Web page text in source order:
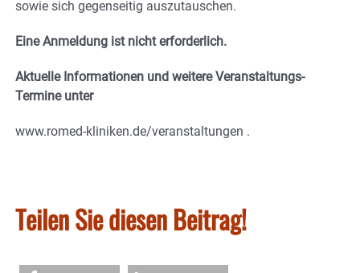
sowie sich gegenseitig auszutauschen.
Eine Anmeldung ist nicht erforderlich.
Aktuelle Informationen und weitere Veranstaltungs-
Termine unter
www.romed-kliniken.de/veranstaltungen .
Teilen Sie diesen Beitrag!